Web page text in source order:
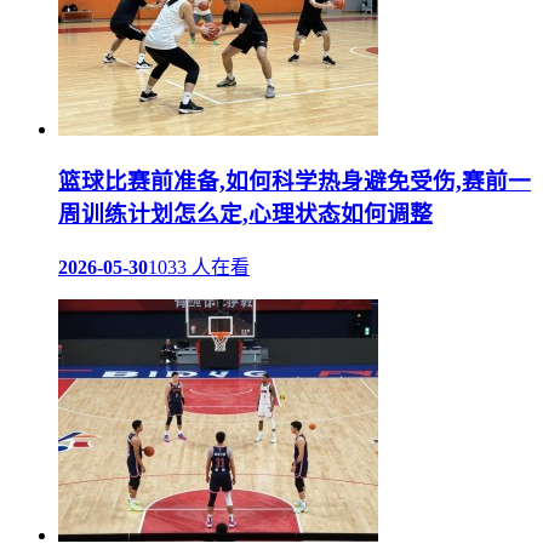
篮球比赛前准备,如何科学热身避免受伤,赛前一
周训练计划怎么定,心理状态如何调整
2026-05-301033 人在看